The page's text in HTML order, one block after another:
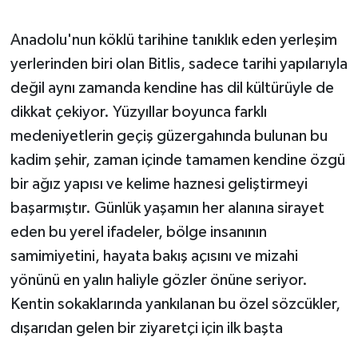
Anadolu'nun köklü tarihine tanıklık eden yerleşim
yerlerinden biri olan Bitlis, sadece tarihi yapılarıyla
değil aynı zamanda kendine has dil kültürüyle de
dikkat çekiyor. Yüzyıllar boyunca farklı
medeniyetlerin geçiş güzergahında bulunan bu
kadim şehir, zaman içinde tamamen kendine özgü
bir ağız yapısı ve kelime haznesi geliştirmeyi
başarmıştır. Günlük yaşamın her alanına sirayet
eden bu yerel ifadeler, bölge insanının
samimiyetini, hayata bakış açısını ve mizahi
yönünü en yalın haliyle gözler önüne seriyor.
Kentin sokaklarında yankılanan bu özel sözcükler,
dışarıdan gelen bir ziyaretçi için ilk başta